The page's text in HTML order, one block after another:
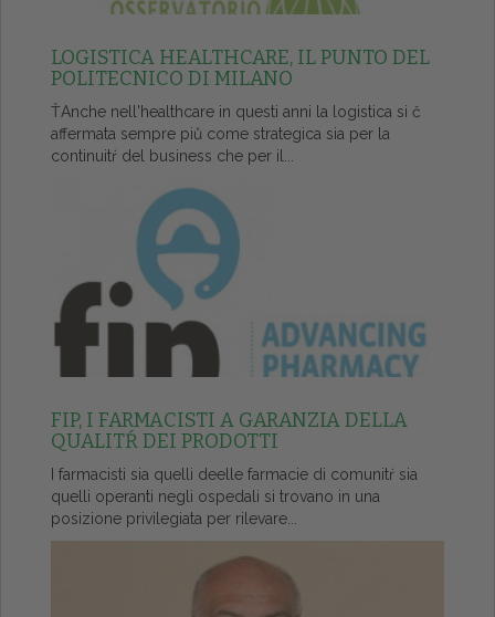
LOGISTICA HEALTHCARE, IL PUNTO DEL
POLITECNICO DI MILANO
ŤAnche nell'healthcare in questi anni la logistica si č
affermata sempre piů come strategica sia per la
continuitŕ del business che per il...
FIP, I FARMACISTI A GARANZIA DELLA
QUALITŔ DEI PRODOTTI
I farmacisti sia quelli deelle farmacie di comunitŕ sia
quelli operanti negli ospedali si trovano in una
posizione privilegiata per rilevare...